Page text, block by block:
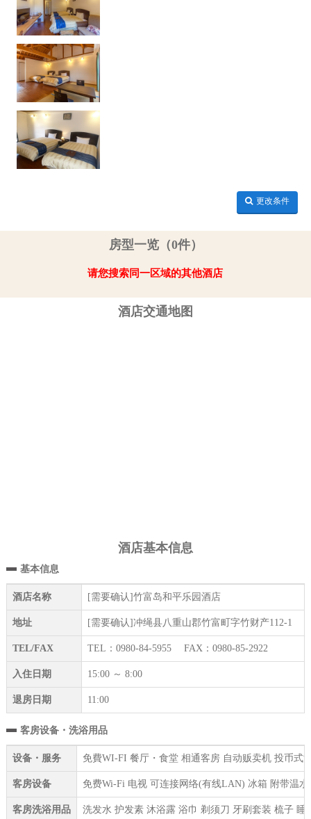
更改条件
房型一览（0件）
请您搜索同一区域的其他酒店
酒店交通地图
酒店基本信息
基本信息
酒店名称 [需要确认]竹富岛和平乐园酒店
地址 [需要确认]冲绳县八重山郡竹富町字竹财产112-1
TEL/FAX TEL：0980-84-5955 FAX：0980-85-2922
入住日期 15:00 ～ 8:00
退房日期 11:00
客房设备・洗浴用品
设备・服务 免費WI-FI 餐厅・食堂 相通客房 自动贩卖机 投币式
客房设备 免费Wi-Fi 电视 可连接网络(有线LAN) 冰箱 附带温
客房洗浴用品 洗发水 护发素 沐浴露 浴巾 剃须刀 牙刷套装 梳子 睡